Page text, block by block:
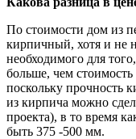
По стоимости дом из
кирпичный, хотя и не
необходимого для
больше, чем
поскольку прочность
из кирпича можно
проекта), в то время
быть 375 -500 мм.